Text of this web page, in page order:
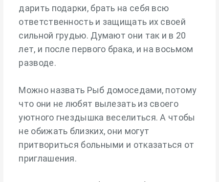
дарить подарки, брать на себя всю
ответственность и защищать их своей
сильной грудью. Думают они так и в 20
лет, и после первого брака, и на восьмом
разводе.
Можно назвать Рыб домоседами, потому
что они не любят вылезать из своего
уютного гнездышка веселиться. А чтобы
не обижать близких, они могут
притвориться больными и отказаться от
приглашения.